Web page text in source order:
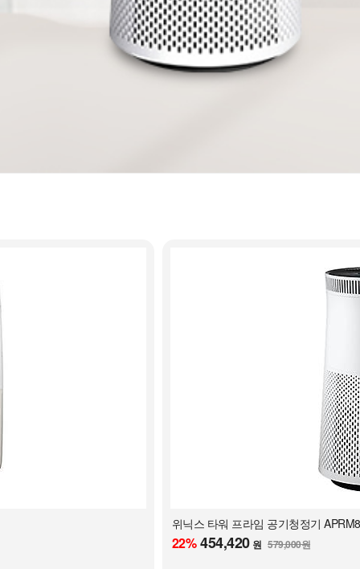
위닉스 타워 프라임 공기청정기
22% 454,420 원 579,000원